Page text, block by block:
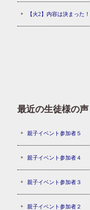
【火2】内容は決まった！
最近の生徒様の声
親子イベント参加者５
親子イベント参加者４
親子イベント参加者３
親子イベント参加者２